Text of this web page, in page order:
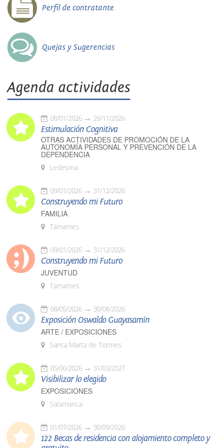
Perfil de contratante
Quejas y Sugerencias
Agenda actividades
08/01/2026 26/11/2026
Estimulación Cognitiva
OTRAS ACTIVIDADES DE PROMOCIÓN DE LA
AUTONOMÍA PERSONAL Y PREVENCIÓN DE LA
DEPENDENCIA
Ledesma
09/01/2026 31/12/2026
Construyendo mi Futuro
FAMILIA
Tamames
09/01/2026 31/12/2026
Construyendo mi Futuro
JUVENTUD
Tamames
08/05/2026 30/08/2026
Exposición Oswaldo Guayasamín
ARTE / EXPOSICIONES
Santa Marta de Tormes
05/06/2026 31/03/2027
Visibilizar lo elegido
EXPOSICIONES
Salamanca
01/07/2026 30/09/2026
122 Becas de residencia con alojamiento completo y